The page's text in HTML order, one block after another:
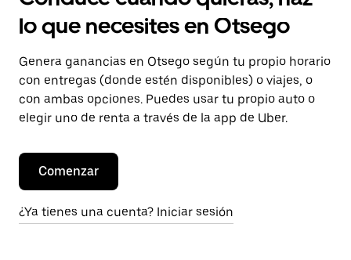
lo que necesites en Otsego
Genera ganancias en Otsego según tu propio horario
con entregas (donde estén disponibles) o viajes, o
con ambas opciones. Puedes usar tu propio auto o
elegir uno de renta a través de la app de Uber.
Comenzar
¿Ya tienes una cuenta? Iniciar sesión